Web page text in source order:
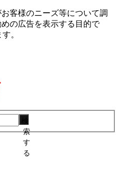
客様のニーズ等について調
の広告を表⽰する⽬的で
。
索
す
る